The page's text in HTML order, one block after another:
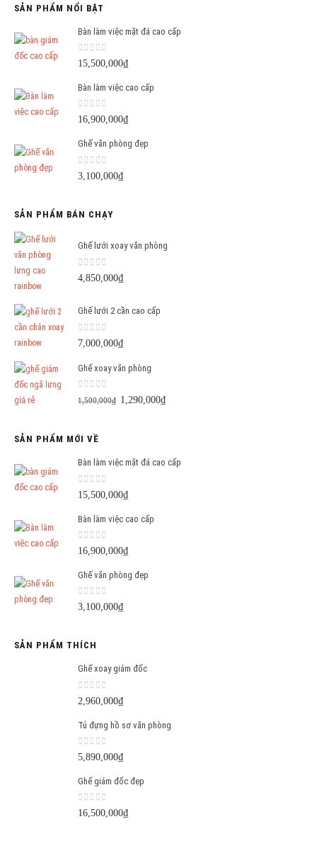
SẢN PHẨM NỔI BẬT
Bàn làm việc mặt đá cao cấp
0 out of 5
15,500,000₫
Bàn làm việc cao cấp
0out of 5
16,900,000₫
Ghế văn phòng đẹp
0 out of 5
3,100,000₫
SẢN PHẨM BÁN CHẠY
Ghế lưới xoay văn phòng
0 out of 5
4,850,000₫
Ghế lưới 2 cần cao cấp
0 out of 5
7,000,000₫
Ghế xoay văn phòng
0 out of 5
1,500,000₫ Giá
1,290,000₫Giá
1,290,000₫.
SẢN PHẨM MỚI VỀ
Bàn làm việc mặt đá cao cấp
0 out of 5
15,500,000₫
Bàn làm việc cao cấp
0out of 5
16,900,000₫
Ghế văn phòng đẹp
0 out of 5
3,100,000₫
SẢN PHẨM THÍCH
Ghế xoay giám đốc
0 out of 5
2,960,000₫
Tủ đựng hồ sơ văn phòng
0 out of 5
5,890,000₫
Ghế giám đốc đẹp
0out of 5
16,500,000₫